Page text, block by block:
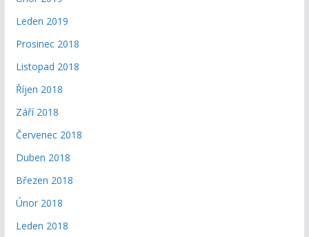
Leden 2019
Prosinec 2018
Listopad 2018
Říjen 2018
Září 2018
Červenec 2018
Duben 2018
Březen 2018
Únor 2018
Leden 2018